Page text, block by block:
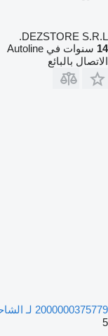
DEZSTORE S.R.L.
14 سنوات في Autoline
الاتصال بالبائع
2000000375779 لـ الشاحنات MAN TGX
5